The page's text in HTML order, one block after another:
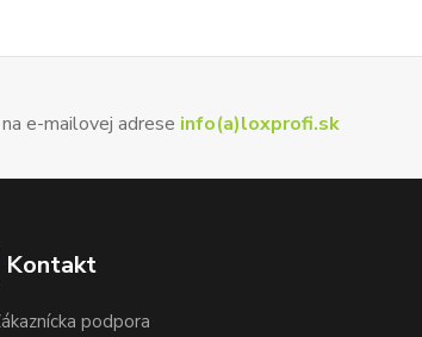
e-mailovej adrese info(a)loxprofi.sk
Kontakt
podpora